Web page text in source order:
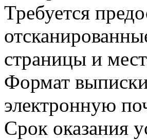
Требуется
страницы и
Формат
электронную
Срок оказания